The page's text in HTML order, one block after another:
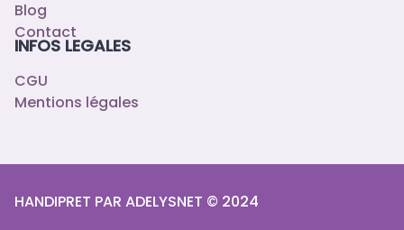
Blog
Contact
INFOS LEGALES
CGU
Mentions légales
HANDIPRET PAR ADELYSNET © 2024